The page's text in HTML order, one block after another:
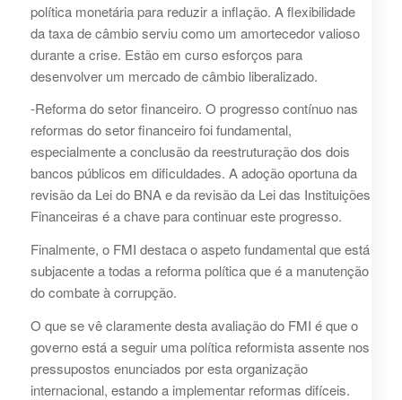
política monetária para reduzir a inflação. A flexibilidade
da taxa de câmbio serviu como um amortecedor valioso
durante a crise. Estão em curso esforços para
desenvolver um mercado de câmbio liberalizado.
-Reforma do setor financeiro. O progresso contínuo nas
reformas do setor financeiro foi fundamental,
especialmente a conclusão da reestruturação dos dois
bancos públicos em dificuldades. A adoção oportuna da
revisão da Lei do BNA e da revisão da Lei das Instituições
Financeiras é a chave para continuar este progresso.
Finalmente, o FMI destaca o aspeto fundamental que está
subjacente a todas a reforma política que é a manutenção
do combate à corrupção.
O que se vê claramente desta avaliação do FMI é que o
governo está a seguir uma política reformista assente nos
pressupostos enunciados por esta organização
internacional, estando a implementar reformas difíceis.